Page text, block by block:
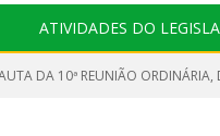
ATIVIDADES DO
DA 10ª REUNIÃO